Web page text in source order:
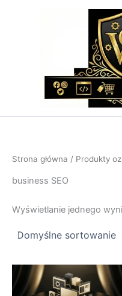
Strona główna / Produkty
business SEO
Wyświetlanie jednego